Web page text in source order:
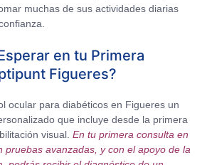
muchas de sus actividades diarias
en tu Primera
Figueres?
ocular para diabéticos en Figueres un
que incluye desde la primera
visual. En tu primera consulta en
pruebas avanzadas, y con el apoyo de la